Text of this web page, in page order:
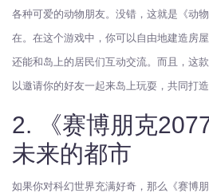
各种可爱的动物朋友。没错，这就是《动
在。在这个游戏中，你可以自由地建造房
还能和岛上的居民们互动交流。而且，这
以邀请你的好友一起来岛上玩耍，共同打
2. 《赛博朋克
未来的都市
如果你对科幻世界充满好奇，那么《赛博